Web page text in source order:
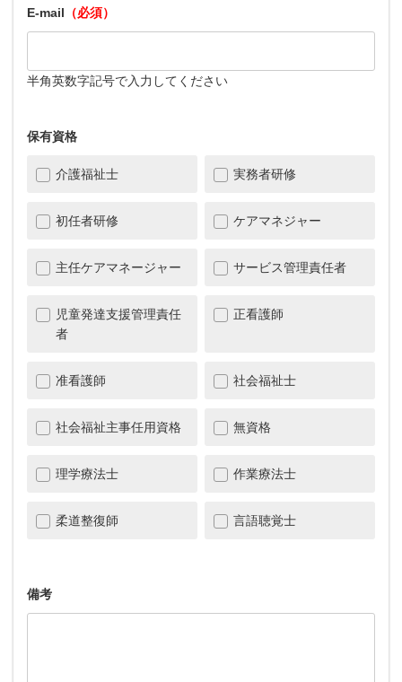
E-mail （必須）
半角英数字記号で入力してください
保有資格
介護福祉士 実務者研修
初任者研修 ケアマネジャー
主任ケアマネージャー サービス管理責任者
児童発達支援管理責任
者
正看護師
准看護師 社会福祉士
社会福祉主事任用資格 無資格
理学療法士 作業療法士
柔道整復師 言語聴覚士
備考